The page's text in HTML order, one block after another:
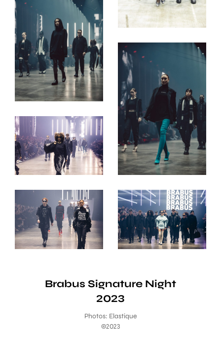
Brabus Signature Night
2023
Photos: Elastique
©2023